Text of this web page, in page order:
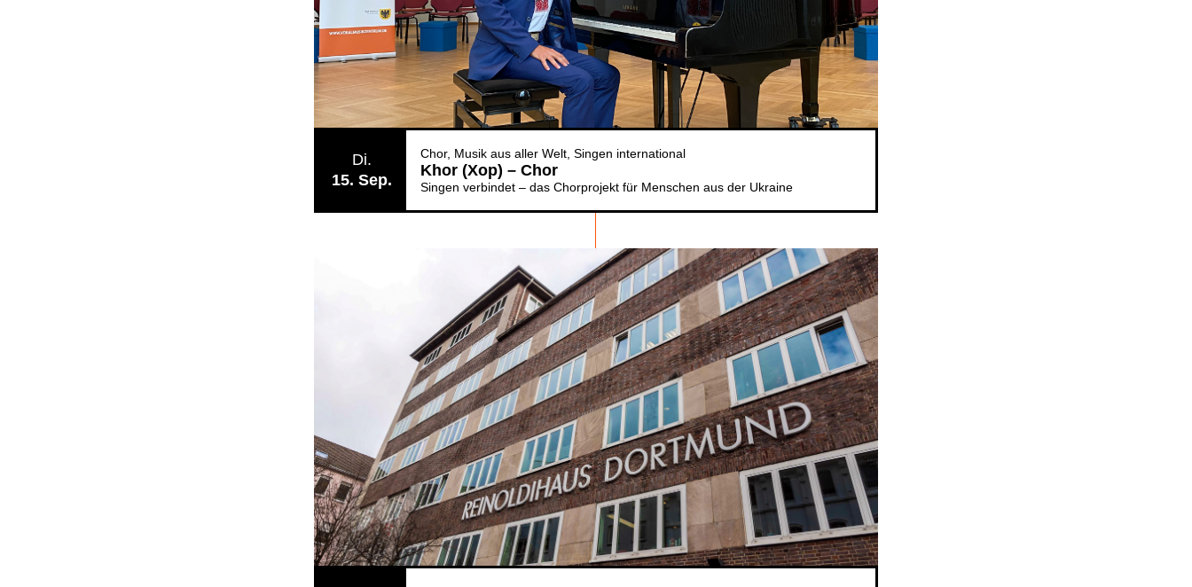
Di.
15 Sep.
Chor Musik aus aller Welt Singen international
Khor (Xop) – Chor
Singen verbindet – das Chorprojekt für Menschen aus der Ukraine